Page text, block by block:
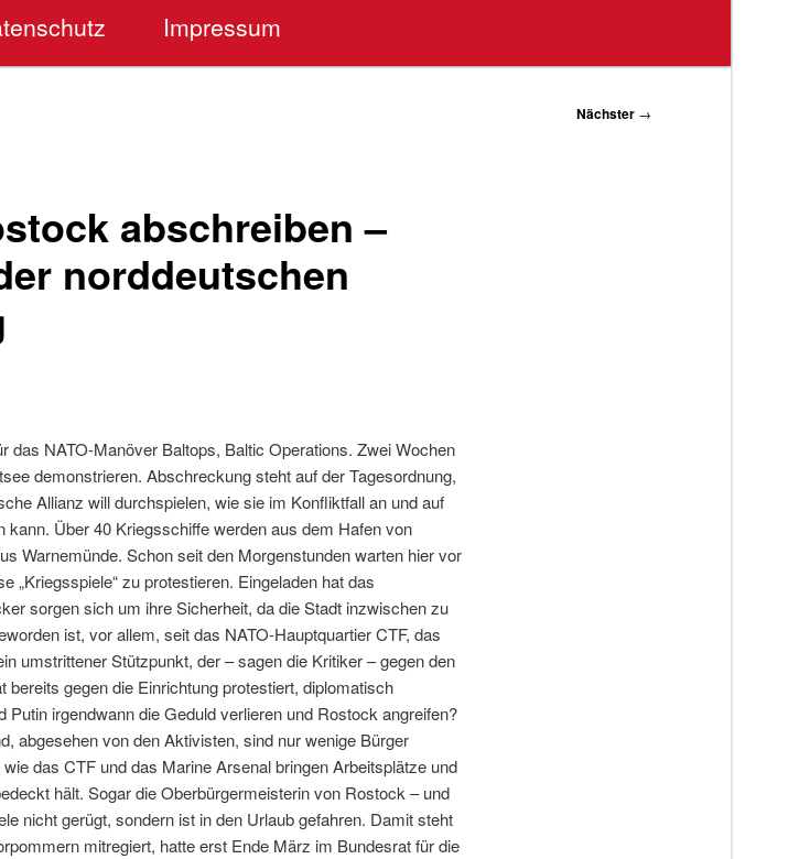
Impressum
Nächster →
abschreiben –
norddeutschen
NATO-Manöver Baltops, Baltic Operations. Zwei Wochen
demonstrieren. Abschreckung steht auf der Tagesordnung,
Allianz will durchspielen, wie sie im Konfliktfall an und auf
Über 40 Kriegsschiffe werden aus dem Hafen von
Warnemünde. Schon seit den Morgenstunden warten hier vor
„Kriegsspiele“ zu protestieren. Eingeladen hat das
sorgen sich um ihre Sicherheit, da die Stadt inzwischen zu
ist, vor allem, seit das NATO-Hauptquartier CTF, das
umstrittener Stützpunkt, der – sagen die Kritiker – gegen den
gegen die Einrichtung protestiert, diplomatisch
irgendwann die Geduld verlieren und Rostock angreifen?
abgesehen von den Aktivisten, sind nur wenige Bürger
das CTF und das Marine Arsenal bringen Arbeitsplätze und
hält. Sogar die Oberbürgermeisterin von Rostock – und
nicht gerügt, sondern ist in den Urlaub gefahren. Damit steht
mitregiert, hatte erst Ende März im Bundesrat für die